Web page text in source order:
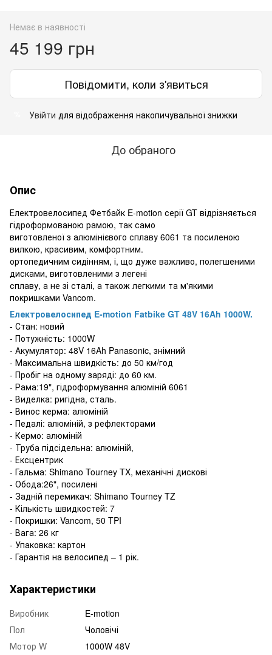
Немає в наявності
45 199 грн
Повідомити, коли з'явиться
Увійти для відображення накопичувальної знижки
До обраного
Опис
Електровелосипед Фетбайк E-motion серії GT відрізняється
гідроформованою рамою, так само
виготовленої з алюмінієвого сплаву 6061 та посиленою
вилкою, красивим, комфортним.
ортопедичним сидінням, і, що дуже важливо, полегшеними
дисками, виготовленими з легені
сплаву, а не зі сталі, а також легкими та м'якими
покришками Vancom.
Електровелосипед E-motion Fatbike GT 48V 16Ah 1000W.
- Стан: новий
- Потужність: 1000W
- Акумулятор: 48V 16Ah Panasonic, знімний
- Максимальна швидкість: до 50 км/год
- Пробіг на одному заряді: до 60 км.
- Рама:19", гідроформування алюміній 6061
- Виделка: ригідна, сталь.
- Винос керма: алюміній
- Педалі: алюміній, з рефлекторами
- Кермо: алюміній
- Труба підсідельна: алюміній,
- Ексцентрик
- Гальма: Shimano Tourney TX, механічні дискові
- Обода:26", посилені
- Задній перемикач: Shimano Tourney TZ
- Кількість швидкостей: 7
- Покришки: Vancom, 50 TPI
- Вага: 26 кг
- Упаковка: картон
- Гарантія на велосипед – 1 рік.
Характеристики
Виробник
E-motion
Пол
Чоловічі
Мотор W
1000W 48V